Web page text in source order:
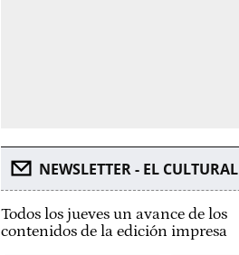
NEWSLETTER - EL CULTURAL
Todos los jueves un avance de los
contenidos de la edición impresa